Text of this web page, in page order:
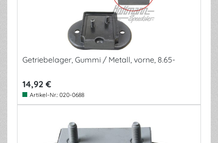
Getriebelager, Gummi / Metall, vorne, 8.65-
14,92 €
Artikel-Nr.: 020-0688